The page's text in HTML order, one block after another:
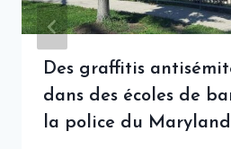
Des graffitis
dans des écoles de
la police du